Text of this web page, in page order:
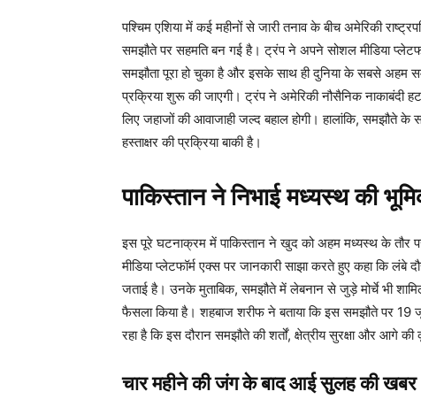
पश्चिम एशिया में कई महीनों से जारी तनाव के बीच अमेरिकी
समझौते पर सहमति बन गई है। ट्रंप ने अपने सोशल मीडिया
समझौता पूरा हो चुका है और इसके साथ ही दुनिया के सबसे अहम
प्रक्रिया शुरू की जाएगी। ट्रंप ने अमेरिकी नौसैनिक नाकाबंदी
लिए जहाजों की आवाजाही जल्द बहाल होगी। हालांकि, समझौते
हस्ताक्षर की प्रक्रिया बाकी है।
पाकिस्तान ने निभाई मध्यस्थ की
इस पूरे घटनाक्रम में पाकिस्तान ने खुद को अहम मध्यस्थ के तौर
मीडिया प्लेटफॉर्म एक्स पर जानकारी साझा करते हुए कहा कि लंबे
जताई है। उनके मुताबिक, समझौते में लेबनान से जुड़े मोर्चे भी
फैसला किया है। शहबाज शरीफ ने बताया कि इस समझौते पर 19
रहा है कि इस दौरान समझौते की शर्तों, क्षेत्रीय सुरक्षा और आगे की
चार महीने की जंग के बाद आई सुलह की खबर